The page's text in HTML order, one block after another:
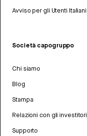
Avviso per gli Utenti Italiani
Società capogruppo
Chi siamo
Blog
Stampa
Relazioni con gli investitori
Supporto